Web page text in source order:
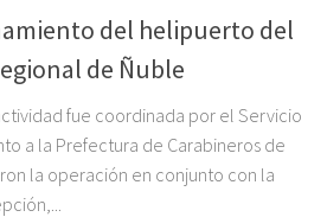
del helipuerto del
de Ñuble
fue coordinada por el Servicio
a la Prefectura de Carabineros de
la operación en conjunto con la